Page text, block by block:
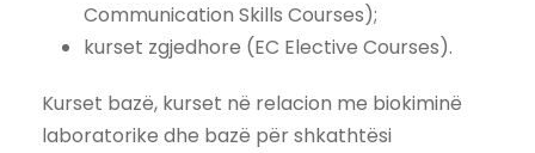
Communication Skills Courses);
kurset zgjedhore (EC Elective Courses).
Kurset bazë, kurset në relacion me biokiminë
laboratorike dhe bazë për shkathtësi